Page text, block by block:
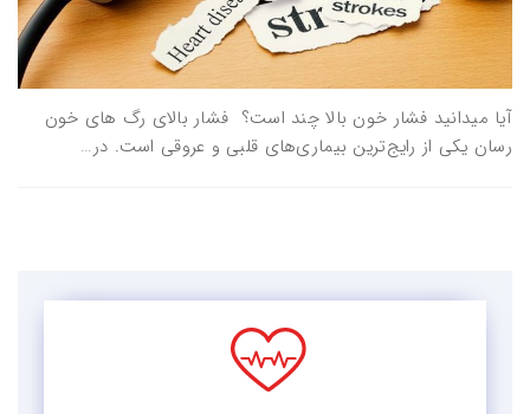
آیا میدانید فشار خون بالا چند است؟ فشار بالای رگ های خون
رسان یکی از رایج‌ترین بیماری‌های قلبی و عروقی است. در…